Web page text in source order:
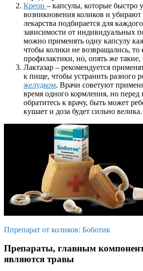
Креон – капсулы, которые быстро
возникновения коликов и
лекарства подбирается для
зависимости от индивидуальных
можно применять одну капсулу
чтобы колики не возвращались, то
профилактики, но, опять же такие,
Лактазар – рекомендуется
к пище, чтобы устранить разного
желудком. Врачи советуют
время одного кормления, но
обратитесь к врачу, быть может
кушает и доза будет сильно велика.
Ппрепарат от коликов: Боботик
Препараты, главным
являются травы